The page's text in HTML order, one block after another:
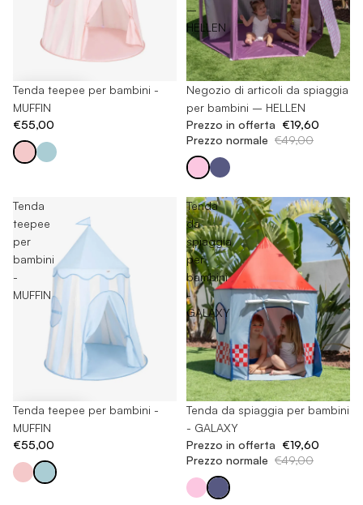
Tenda teepee per bambini -
MUFFIN
€55,00
–
HELLEN
-60%
Negozio di articoli da spiaggia
per bambini – HELLEN
Prezzo in offerta €19,60
Prezzo normale €49,00
Tenda
teepee
per
bambini
-
MUFFIN
Tenda teepee per bambini -
MUFFIN
€55,00
Tenda
da
spiaggia
per
bambini
-
GALAXY
-60%
Tenda da spiaggia per bambini
- GALAXY
Prezzo in offerta €19,60
Prezzo normale €49,00